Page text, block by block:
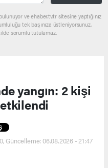
ve ehaber.tv.tr sitesine yaptığınız
tek başınıza üstleniyorsunuz.
sorumlu tutulamaz.
yangın: 2 kişi
Güncelleme: 06.08.2026 - 21:47